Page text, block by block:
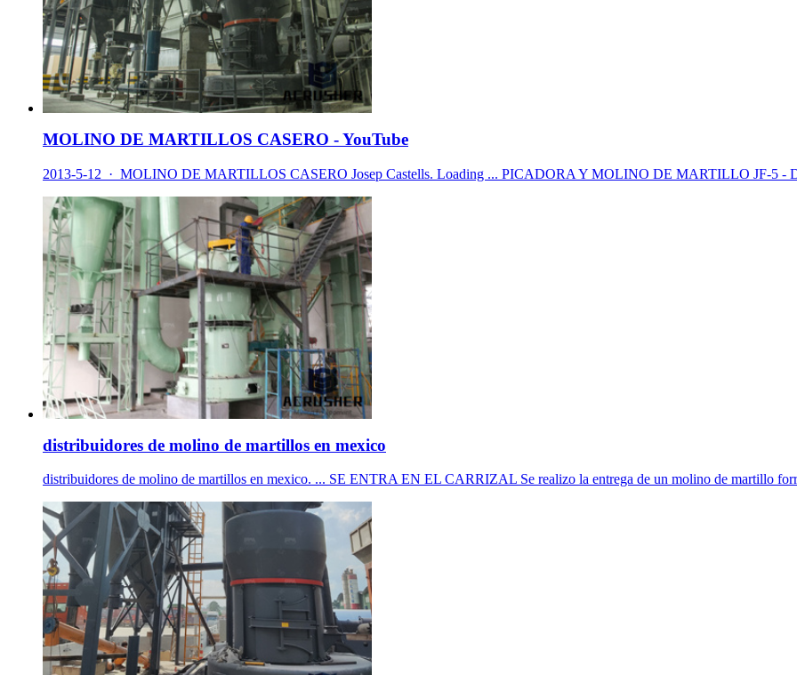
MOLINO DE MARTILLOS CASERO - YouTube
2013-5-12 · MOLINO DE MARTILLOS CASERO Josep Castells. Loading ... PICADORA Y MOLINO DE MARTILLO JF-5
distribuidores de molino de martillos en mexico
distribuidores de molino de martillos en mexico. ... SE ENTRA EN EL CARRIZAL Se realizo la entrega de un molino de martillo